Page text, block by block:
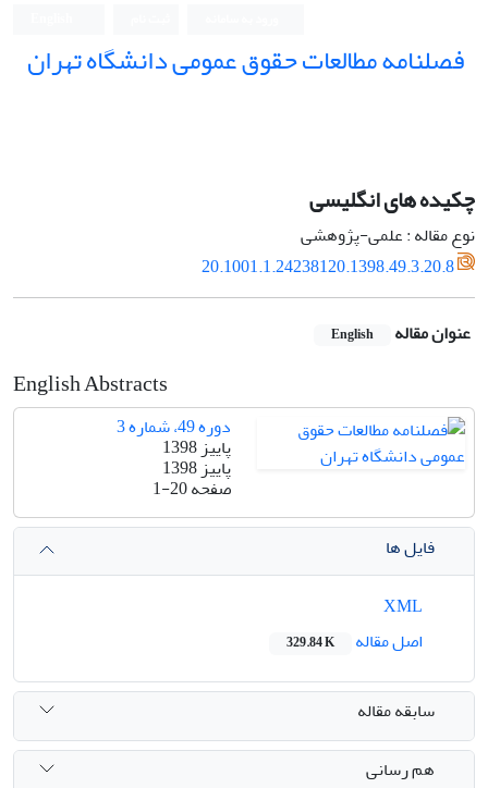
فصلنامه مطالعات حقوق عمومی دانشگاه تهران
چکیده های انگلیسی
نوع مقاله : علمی-پژوهشی
20.1001.1.24238120.1398.49.3.20.8
عنوان مقاله English
English Abstracts
دوره 49، شماره 3
پاییز 1398
پاییز 1398
صفحه1-20
فایل ها
اصل مقاله
329.84 K
سابقه مقاله
هم رسانی